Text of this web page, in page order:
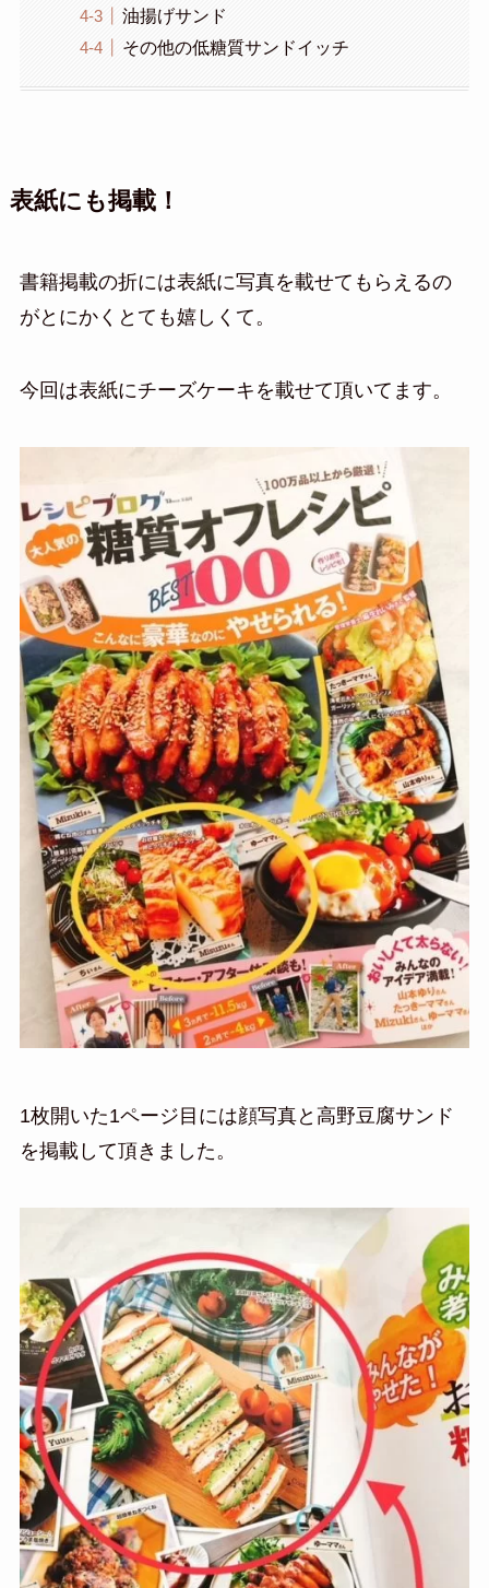
油揚げサンド
その他の低糖質サンドイッチ
表紙にも掲載！
書籍掲載の折には表紙に写真を載せてもらえるの
がとにかくとても嬉しくて。
今回は表紙にチーズケーキを載せて頂いてます。
1枚開いた1ページ目には顔写真と高野豆腐サンド
を掲載して頂きました。